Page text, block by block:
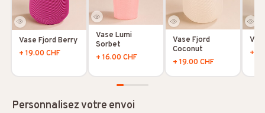
Vase Fjord Berry
+ 19.00 CHF
Vase Lumi
Sorbet
+ 16.00 CHF
Vase Fjord
Coconut
+ 19.00 CHF
+
Personnalisez votre envoi